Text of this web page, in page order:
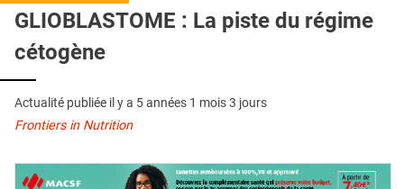
QUI SOMMES-NOUS ?
PUBLICITÉ
CONDITIONS GÉNÉRALES
CONTACT
GLIOBLASTOME : La piste du régime
cétogène
Actualité publiée il y a 5 années 1 mois 3 jours
Frontiers in Nutrition